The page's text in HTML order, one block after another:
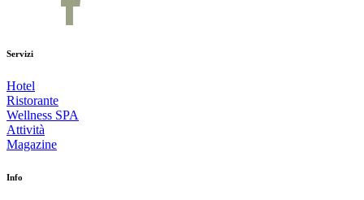
Servizi
Hotel
Ristorante
Wellness SPA
Attività
Magazine
Info